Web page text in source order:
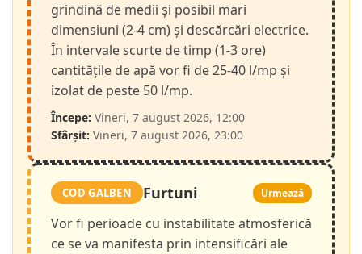
grindină de medii și posibil mari
dimensiuni (2-4 cm) și descărcări electrice.
În intervale scurte de timp (1-3 ore)
cantitățile de apă vor fi de 25-40 l/mp și
izolat de peste 50 l/mp.
Începe: Vineri, 7 august 2026, 12:00
Sfârșit: Vineri, 7 august 2026, 23:00
COD GALBEN Furtuni Urmează
Vor fi perioade cu instabilitate atmosferică
ce se va manifesta prin intensificări ale